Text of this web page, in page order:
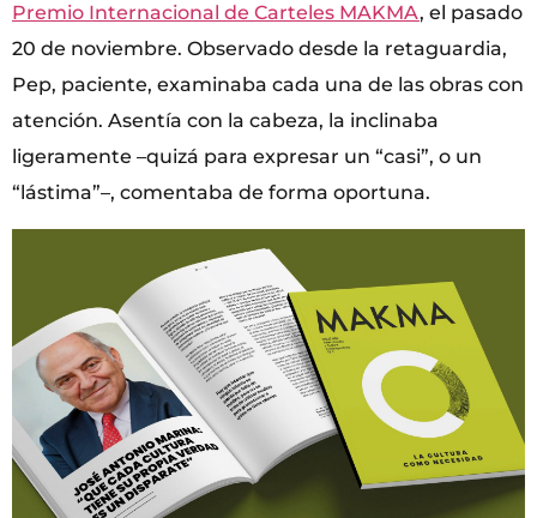
Premio Internacional de Carteles MAKMA, el pasado
20 de noviembre. Observado desde la retaguardia,
Pep, paciente, examinaba cada una de las obras con
atención. Asentía con la cabeza, la inclinaba
ligeramente –quizá para expresar un “casi”, o un
“lástima”–, comentaba de forma oportuna.